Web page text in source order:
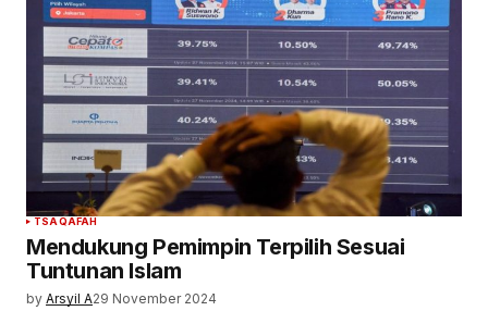
TSAQAFAH
Mendukung Pemimpin Terpilih Sesuai
Tuntunan Islam
by Arsyil A29 November 2024